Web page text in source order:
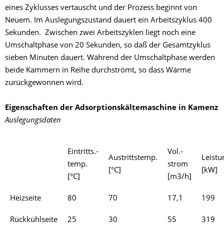
eines Zyklusses vertauscht und der Prozess beginnt von
Neuem. Im Auslegungszustand dauert ein Arbeitszyklus 400
Sekunden. Zwischen zwei Arbeitszyklen liegt noch eine
Umschaltphase von 20 Sekunden, so daß der Gesamtzyklus
sieben Minuten dauert. Während der Umschaltphase werden
beide Kammern in Reihe durchströmt, so dass Wärme
zurückgewonnen wird.
Eigenschaften der Adsorptionskältemaschine in Kamenz
Auslegungsdaten
Eintritts.-
temp.
[°C]
Austrittstemp.
[°C]
Vol.-
strom
[m3/h]
[kW]
Heizseite 80 70 17,1 199
Rückkühlseite 25 30 55 319